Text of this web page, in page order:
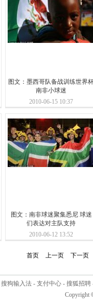
图文：墨西哥队备战训练世界
南非小球迷
2010-06-15 10:37
图文：南非球迷聚集悉尼 球迷
们表达对主队支持
2010-06-12 13:52
首页 上一页 下一页
搜狗输入法- 支付中心- 搜狐招聘
Copyright